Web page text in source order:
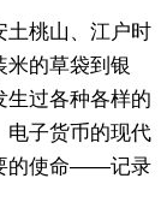
土桃山、江户时
的草袋到银
生过各种各样的
电子货币的现代
的使命——记录